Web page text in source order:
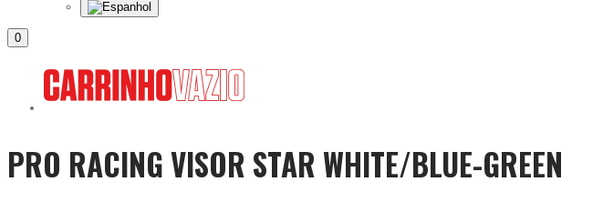
0
PRO RACING VISOR STAR WHITE/BLUE-GREEN